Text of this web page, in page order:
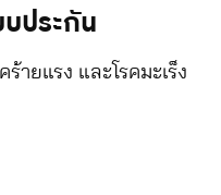
ประกัน
ายแรง และโรคมะเร็ง